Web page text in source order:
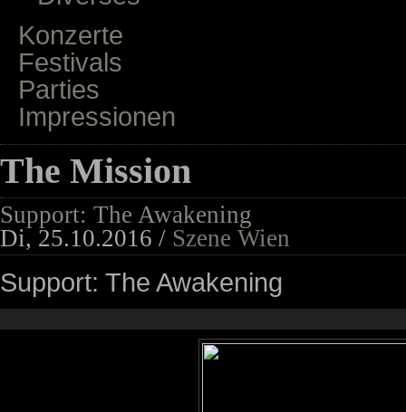
Konzerte
Festivals
Parties
Impressionen
The Mission
Support: The Awakening
Di, 25.10.2016 / Szene Wien
Support: The Awakening